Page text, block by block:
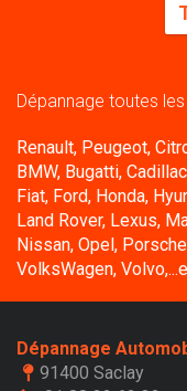
Dépannage toutes
Renault, Peugeot,
BMW, Bugatti,
Fiat, Ford, Honda,
Land Rover, Lexus,
Nissan, Opel,
VolksWagen,
Dépannage
91400 Saclay